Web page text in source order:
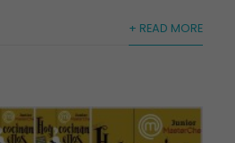
+ READ MORE